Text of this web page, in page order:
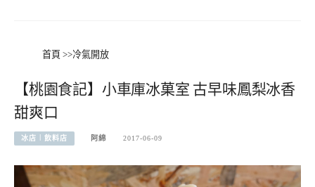
首頁 >>冷氣開放
【桃園食記】小車庫冰菓室 古早味鳳梨冰香
甜爽口
冰店︱飲料店 阿綿 2017-06-09